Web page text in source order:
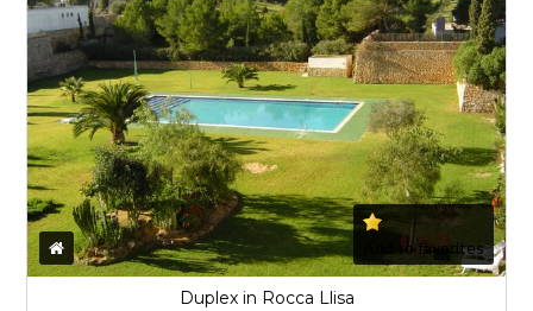
Add to favorites
Duplex in Rocca Llisa